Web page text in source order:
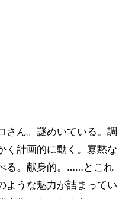
さん。謎めいている。調
く計画的に動く。寡黙な
る。献身的。……とこれ
ような魅力が詰まってい